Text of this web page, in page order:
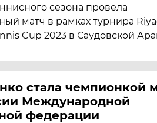
сезона провела
матч в рамках турнира
Cup 2023 в Саудовской
стала чемпионкой
Международной
федерации